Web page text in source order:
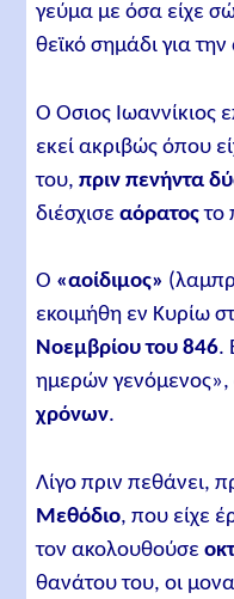
γεύμα με όσα είχε
θεϊκό σημάδι για
Ο Όσιος Ιωαννίκιος
εκεί ακριβώς όπου
του,πριν πενήντα
διέσχισεαόρατοςτο
Ο «αοίδιμος»
εκοιμήθη εν Κυρίω
Νοεμβρίου του 846.
ημερών γενόμενος»,
χρόνων.
Λίγο πριν πεθάνει,
Μεθόδιο, που είχε
τον ακολουθούσε
θανάτου του, οι